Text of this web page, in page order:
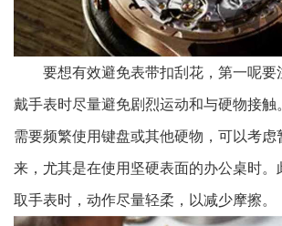
要想有效避免表带扣刮花，第一呢要
戴手表时尽量避免剧烈运动和与硬物接触
需要频繁使用键盘或其他硬物，可以考虑
来，尤其是在使用坚硬表面的办公桌时。
取手表时，动作尽量轻柔，以减少摩擦。